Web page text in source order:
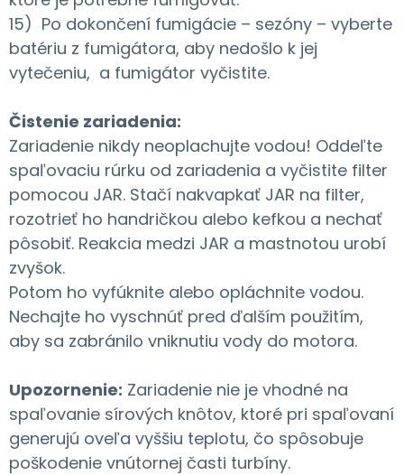
15) Po dokončení fumigácie – sezóny – vyberte
batériu z fumigátora, aby nedošlo k jej
vytečeniu, a fumigátor vyčistite.
Čistenie zariadenia:
Zariadenie nikdy neoplachujte vodou! Oddeľte
spaľovaciu rúrku od zariadenia a vyčistite filter
pomocou JAR. Stačí nakvapkať JAR na filter,
rozotrieť ho handričkou alebo kefkou a nechať
pôsobiť. Reakcia medzi JAR a mastnotou urobí
zvyšok.
Potom ho vyfúknite alebo opláchnite vodou.
Nechajte ho vyschnúť pred ďalším použitím,
aby sa zabránilo vniknutiu vody do motora.
Upozornenie: Zariadenie nie je vhodné na
spaľovanie sírových knôtov, ktoré pri spaľovaní
generujú oveľa vyššiu teplotu, čo spôsobuje
poškodenie vnútornej časti turbíny.